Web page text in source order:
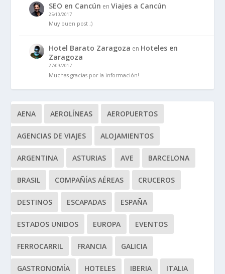
SEO en Cancún enViajes a Cancún
25/10/2017
Muy buen post ;)
Hotel Barato Zaragoza en Hoteles en
Zaragoza
27/09/2017
Muchas gracias por la información!
AENA AEROLÍNEAS AEROPUERTOS
AGENCIAS DE VIAJES ALOJAMIENTOS
ARGENTINA ASTURIAS AVE BARCELONA
BRASIL COMPAÑÍAS AÉREAS CRUCEROS
DESTINOS ESCAPADAS ESPAÑA
ESTADOS UNIDOS EUROPA EVENTOS
FERROCARRIL FRANCIA GALICIA
GASTRONOMÍA HOTELES IBERIA ITALIA